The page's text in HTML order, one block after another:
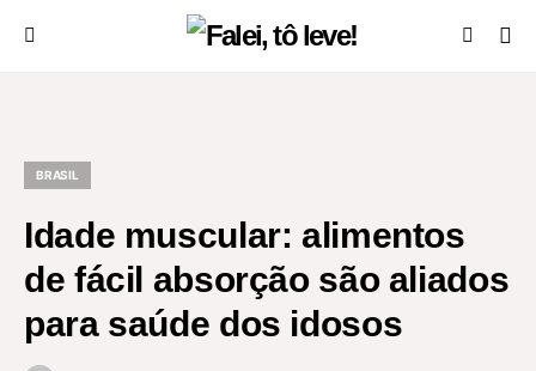
BRASIL
Idade muscular: alimentos
de fácil absorção são aliados
para saúde dos idosos